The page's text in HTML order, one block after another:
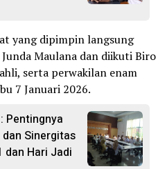
yang dipimpin langsung
Maulana dan diikuti Biro
serta perwakilan enam
7 Januari 2026.
Pentingnya
Sinergitas
dan Hari Jadi